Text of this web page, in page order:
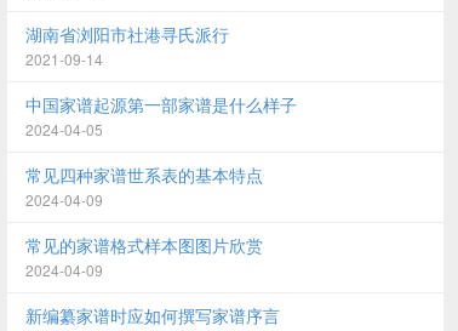
湖南省浏阳市社港寻氏派行
2021-09-14
中国家谱起源第一部家谱是什么样子
2024-04-05
常见四种家谱世系表的基本特点
2024-04-09
常见的家谱格式样本图图片欣赏
2024-04-09
新编纂家谱时应如何撰写家谱序言